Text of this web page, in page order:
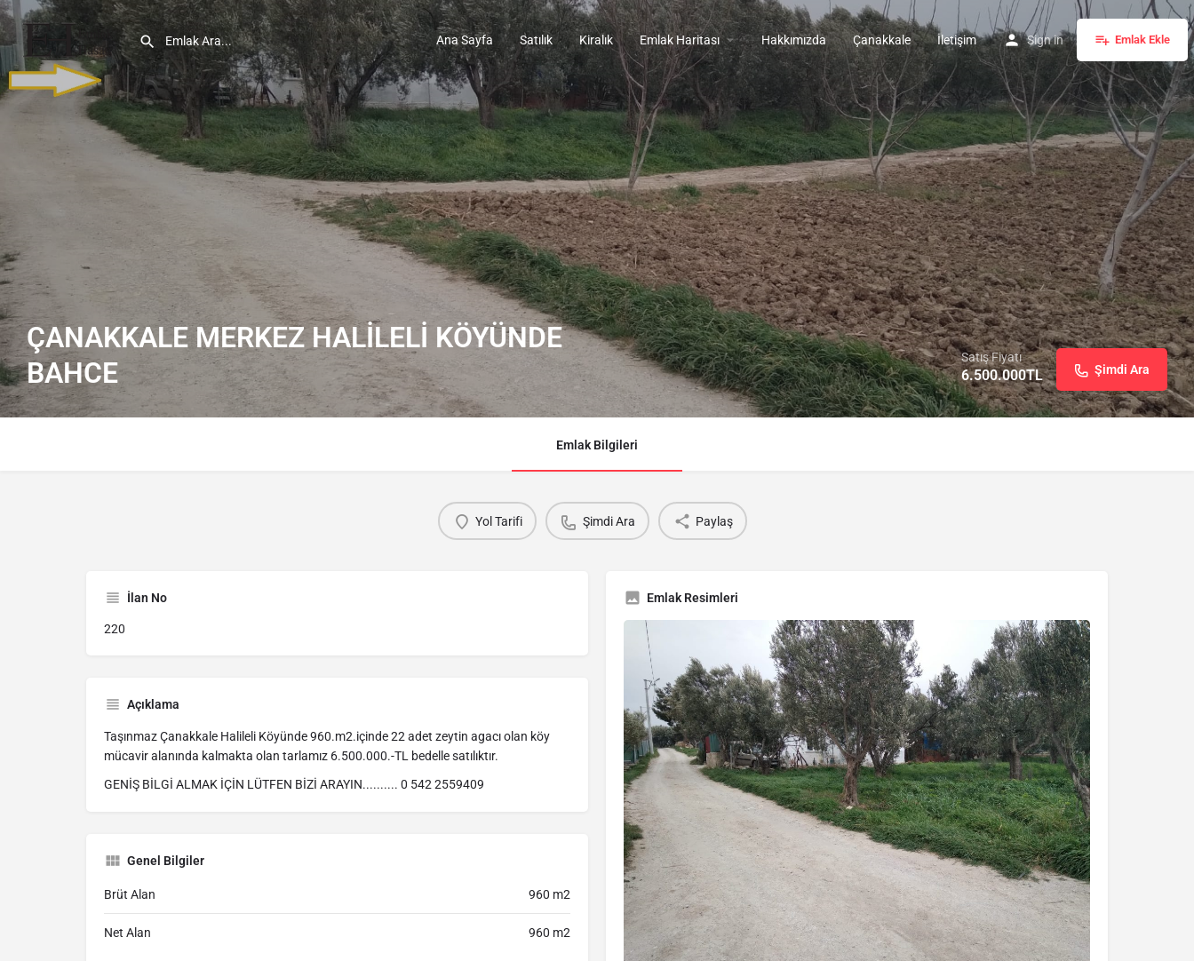
Ana Sayfa Satılık Kiralık Emlak Haritası Hakkımızda Çanakkale İletişim Sign in Emlak Ekle
ÇANAKKALE MERKEZ HALİLELİ KÖYÜNDE
BAHCE
Satış Fiyatı
6.500.000TL Şimdi Ara
Emlak Bilgileri
Yol Tarifi Şimdi Ara Paylaş
İlan No
220
Açıklama
Taşınmaz Çanakkale Halileli Köyünde 960.m2.içinde 22 adet zeytin agacı olan köy
mücavir alanında kalmakta olan tarlamız 6.500.000.-TL bedelle satılıktır.
GENİŞ BİLGİ ALMAK İÇİN LÜTFEN BİZİ ARAYIN.......... 0 542 2559409
Genel Bilgiler
Brüt Alan 960 m2
Net Alan 960 m2
Emlak Resimleri